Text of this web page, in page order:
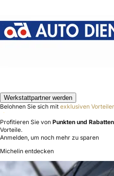
Werkstattpartner werden
Belohnen Sie sich mit exklusiven
Profitieren Sie von Punkten und Rabatten
Vorteile.
Anmelden, um noch mehr zu sparen
Michelin entdecken